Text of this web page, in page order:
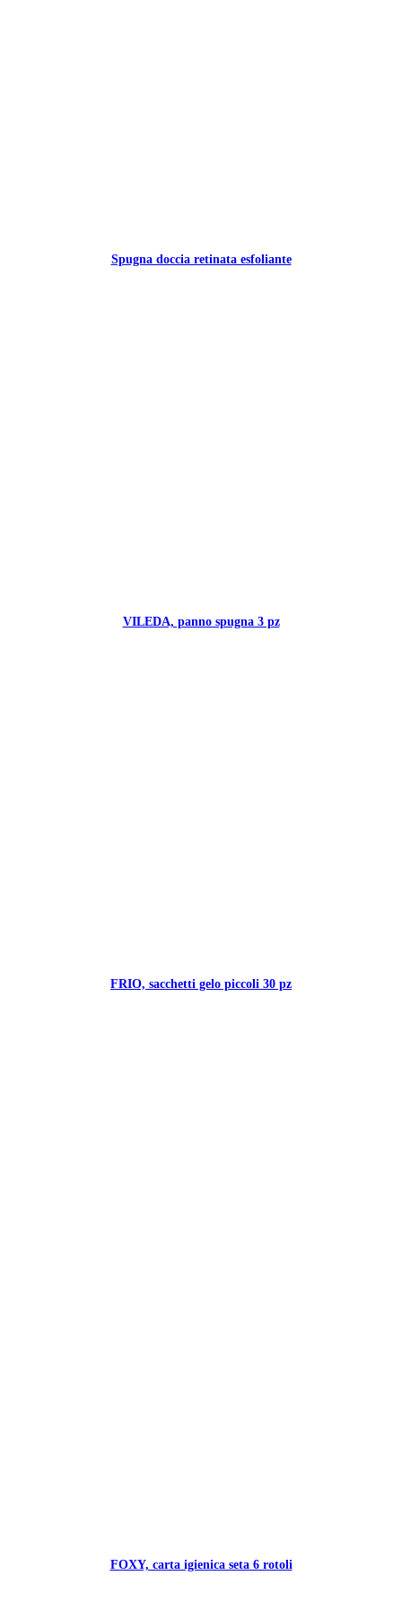
Spugna doccia retinata esfoliante
VILEDA, panno spugna 3 pz
FRIO, sacchetti gelo piccoli 30 pz
FOXY, carta igienica seta 6 rotoli